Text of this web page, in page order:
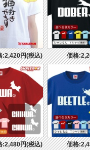
:2,420円(税込) 価格
:2,480円(税込) 価格